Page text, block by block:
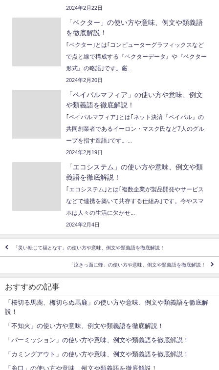
2024年2月22日
「ベクター」の使い方や意味、例文や類義語
を徹底解説！
｢ベクター｣とは｢コンピューターグラフィックスなど
で点と線で構成する『ベクターデータ』や『ベクター
形式』の略語｣です。厳...
2024年2月20日
「ペイパルマフィア」の使い方や意味、例文
や類義語を徹底解説！
｢ペイパルマフィア｣とは｢ネット決済『ペイパル』の
共同創業者であるイーロン・マスク氏など7人のグル
ープを指す造語｣です。...
2024年2月19日
「エコシステム」の使い方や意味、例文や類
義語を徹底解説！
｢エコシステム｣とは｢複数企業が製品開発やサービス
などで連携を築いて共存する仕組み｣です。今やスマ
ホは人々の生活に欠かせ...
2024年2月4日
「災い転じて福となす」の使い方や意味、例文や類義語を徹底解説！
「泣きっ面に蜂」の使い方や意味、例文や類義語を徹底解説！
おすすめの記事
「桜切る馬鹿、梅切らぬ馬鹿」の使い方や意味、例文や類義語を徹底解
説！
「不知火」の使い方や意味、例文や類義語を徹底解説！
「パーミッション」の使い方や意味、例文や類義語を徹底解説！
「カミングアウト」の使い方や意味、例文や類義語を徹底解説！
「糸口」の使い方や意味、例文や類義語を徹底解説！